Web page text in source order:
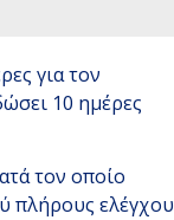
για τον
10 ημέρες
τον οποίο
πλήρους ελέγχου